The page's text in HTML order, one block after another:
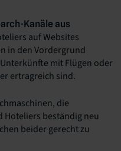
Kanäle aus
auf Websites
in den Vordergrund
mit Flügen oder
ertragreich sind.
die
Hoteliers beständig neu
beider gerecht zu